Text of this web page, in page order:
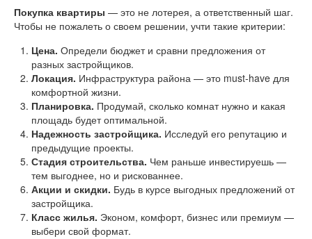
Покупка квартиры — это не лотерея, а ответственный шаг.
Чтобы не пожалеть о своем решении, учти такие критерии:
Цена. Определи бюджет и сравни предложения от
разных застройщиков.
Локация. Инфраструктура района — это must-have для
комфортной жизни.
Планировка. Продумай, сколько комнат нужно и какая
площадь будет оптимальной.
Надежность застройщика. Исследуй его репутацию и
предыдущие проекты.
Стадия строительства. Чем раньше инвестируешь —
тем выгоднее, но и рискованнее.
Акции и скидки. Будь в курсе выгодных предложений от
застройщика.
Класс жилья. Эконом, комфорт, бизнес или премиум —
выбери свой формат.